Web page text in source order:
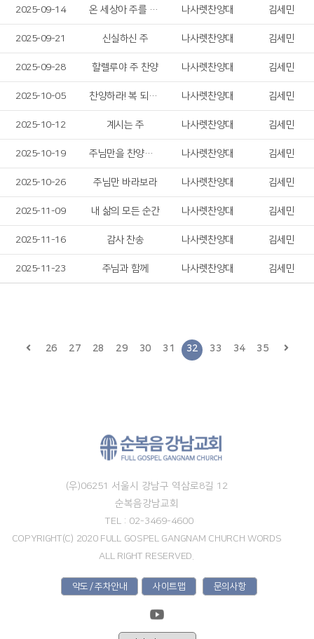
2025-09-14 온 세상아 주를 찬양하라 나사렛찬양대 김세민
2025-09-21 신실하신 주 나사렛찬양대 김세민
2025-09-28 할렐루야 주 찬양 나사렛찬양대 김세민
2025-10-05 찬양하라! 복 되신 구세주 예수! 나사렛찬양대 김세민
2025-10-12 계시는 주 나사렛찬양대 김세민
2025-10-19 주님만을 찬양합니다 나사렛찬양대 김세민
2025-10-26 주님만 바라보라 나사렛찬양대 김세민
2025-11-09 내 삶의 모든 순간 나사렛찬양대 김세민
2025-11-16 감사 찬송 나사렛찬양대 김세민
2025-11-23 주님과 함께 나사렛찬양대 김세민
26 27 28 29 30 31 32 33 34 35
(우)06251 서울시 강남구 역삼로8길 12
순복음강남교회
TEL : 02-3469-4600
COPYRIGHT(C) 2020 FULL GOSPEL GANGNAM CHURCH WORDS
ALL RIGHT RESERVED.
약도 / 주차안내 사이트맵 문의사항